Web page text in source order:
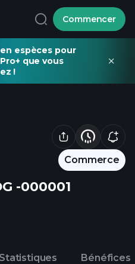
Commencer
espèces pour
que vous
!
Commerce
-000001
Statistiques Bénéfices